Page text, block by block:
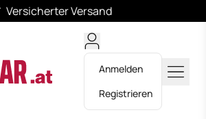
Versicherter Versand
Anmelden
Registrieren